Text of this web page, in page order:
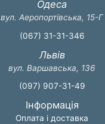
Одеса
вул. Аеропортівська, 15-Г
(067) 31-31-346
Львів
вул. Варшавська, 136
(097) 907-31-49
Інформація
Оплата і доставка